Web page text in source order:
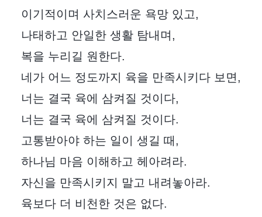
이기적이며 사치스러운 욕망 있고,
나태하고 안일한 생활 탐내며,
복을 누리길 원한다.
네가 어느 정도까지 육을 만족시키다 보면,
너는 결국 육에 삼켜질 것이다,
너는 결국 육에 삼켜질 것이다.
고통받아야 하는 일이 생길 때,
하나님 마음 이해하고 헤아려라.
자신을 만족시키지 말고 내려놓아라.
육보다 더 비천한 것은 없다.